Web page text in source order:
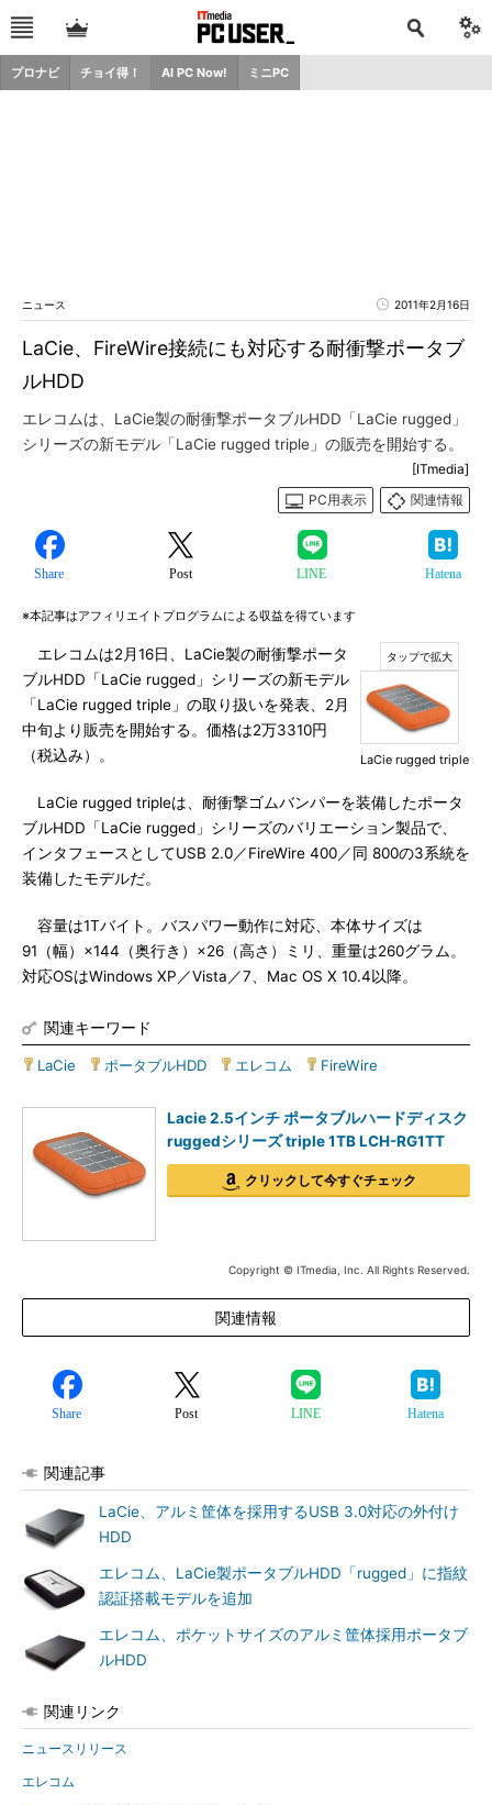
プロナビ チョイ得！ AI PC Now! ミニPC
ニュース 2011年2月16日
LaCie、FireWire接続にも対応する耐衝撃ポータブ
ルHDD
エレコムは、LaCie製の耐衝撃ポータブルHDD「LaCie rugged」
シリーズの新モデル「LaCie rugged triple」の販売を開始する。
[ITmedia]
PC用表示
関連情報
Share Post LINE Hatena
※本記事はアフィリエイトプログラムによる収益を得ています
LaCie rugged triple
エレコムは2月16日、LaCie製の耐衝撃ポータ
ブルHDD「LaCie rugged」シリーズの新モデル
「LaCie rugged triple」の取り扱いを発表、2月
中旬より販売を開始する。価格は2万3310円
（税込み）。
LaCie rugged tripleは、耐衝撃ゴムバンパーを装備したポータ
ブルHDD「LaCie rugged」シリーズのバリエーション製品で、
インタフェースとしてUSB 2.0／FireWire 400／同 800の3系統を
装備したモデルだ。
容量は1Tバイト。バスパワー動作に対応、本体サイズは
91（幅）×144（奥行き）×26（高さ）ミリ、重量は260グラム。
対応OSはWindows XP／Vista／7、Mac OS X 10.4以降。
関連キーワード
LaCie ポータブルHDD エレコム FireWire
Lacie 2.5インチ ポータブルハードディスク
ruggedシリーズ triple 1TB LCH-RG1TT
クリックして今すぐチェック
Copyright © ITmedia, Inc. All Rights Reserved.
関連情報
Share Post LINE Hatena
関連記事
LaCie、アルミ筐体を採用するUSB 3.0対応の外付け
HDD
エレコム、LaCie製ポータブルHDD「rugged」に指紋
認証搭載モデルを追加
エレコム、ポケットサイズのアルミ筐体採用ポータブ
ルHDD
関連リンク
ニュースリリース
エレコム